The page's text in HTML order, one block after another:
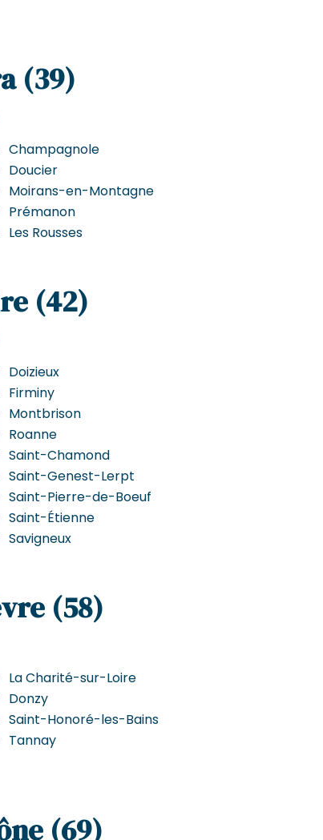
(39)
Champagnole
Doucier
Moirans-en-Montagne
Prémanon
Les Rousses
(42)
Doizieux
Firminy
Montbrison
Roanne
Saint-Chamond
Saint-Genest-Lerpt
Saint-Pierre-de-Boeuf
Saint-Étienne
Savigneux
(58)
La Charité-sur-Loire
Donzy
Saint-Honoré-les-Bains
Tannay
(69)